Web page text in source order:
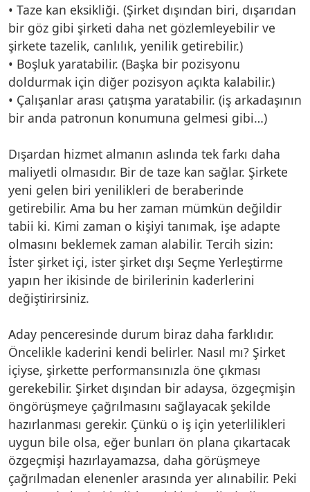
• Taze kan eksikliği. (Şirket dışından biri, dışarıdan
bir göz gibi şirketi daha net gözlemleyebilir ve
şirkete tazelik, canlılık, yenilik getirebilir.)
• Boşluk yaratabilir. (Başka bir pozisyonu
doldurmak için diğer pozisyon açıkta kalabilir.)
• Çalışanlar arası çatışma yaratabilir. (iş arkadaşının
bir anda patronun konumuna gelmesi gibi…)
Dışardan hizmet almanın aslında tek farkı daha
maliyetli olmasıdır. Bir de taze kan sağlar. Şirkete
yeni gelen biri yenilikleri de beraberinde
getirebilir. Ama bu her zaman mümkün değildir
tabii ki. Kimi zaman o kişiyi tanımak, işe adapte
olmasını beklemek zaman alabilir. Tercih sizin:
İster şirket içi, ister şirket dışı Seçme Yerleştirme
yapın her ikisinde de birilerinin kaderlerini
değiştirirsiniz.
Aday penceresinde durum biraz daha farklıdır.
Öncelikle kaderini kendi belirler. Nasıl mı? Şirket
içiyse, şirkette performansınızla öne çıkması
gerekebilir. Şirket dışından bir adaysa, özgeçmişin
öngörüşmeye çağrılmasını sağlayacak şekilde
hazırlanması gerekir. Çünkü o iş için yeterlilikleri
uygun bile olsa, eğer bunları ön plana çıkartacak
özgeçmişi hazırlayamazsa, daha görüşmeye
çağrılmadan elenenler arasında yer alınabilir. Peki